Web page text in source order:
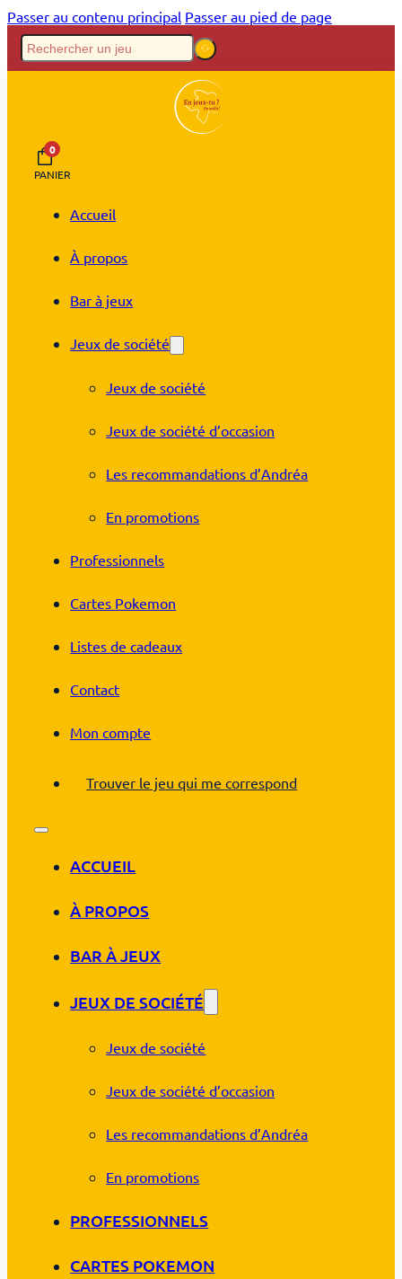
Passer au contenu principal Passer au pied de page
0
PANIER
Accueil
À propos
Bar à jeux
Jeux de société
Jeux de société
Jeux de société d’occasion
Les recommandations d’Andréa
En promotions
Professionnels
Cartes Pokemon
Listes de cadeaux
Contact
Mon compte
Trouver le jeu qui me correspond
ACCUEIL
À PROPOS
BAR À JEUX
JEUX DE SOCIÉTÉ
Jeux de société
Jeux de société d’occasion
Les recommandations d’Andréa
En promotions
PROFESSIONNELS
CARTES POKEMON